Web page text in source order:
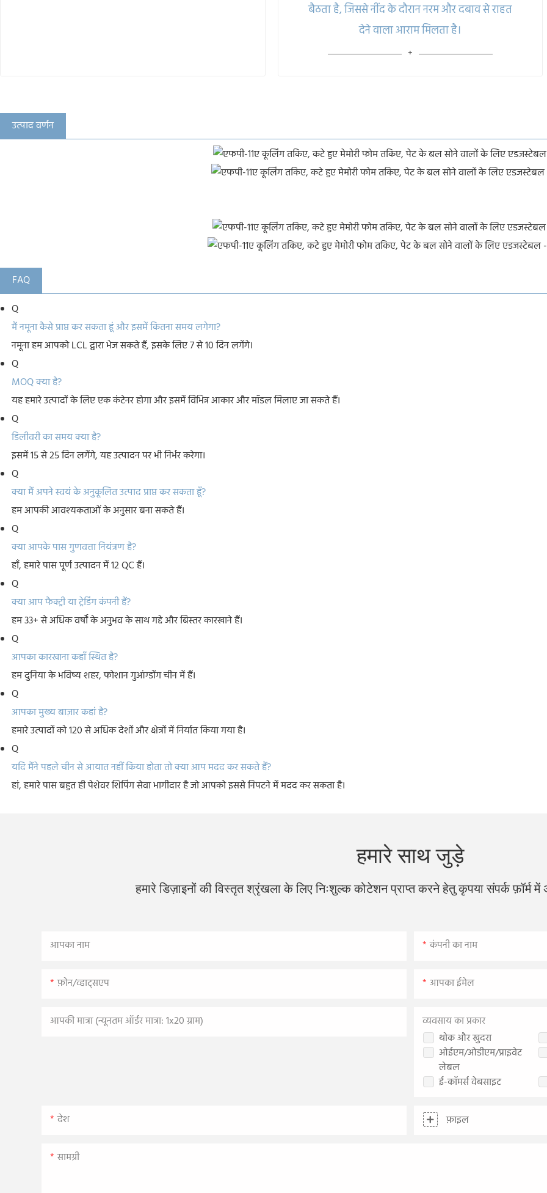
बैठता है, जिससे नींद के दौरान नरम और दबाव से राहत
देने वाला आराम मिलता है।
उत्पाद वर्णन
FAQ
Q
मैं नमूना कैसे प्राप्त कर सकता हूं और इसमें कितना समय लगेगा?
नमूना हम आपको LCL द्वारा भेज सकते हैं, इसके लिए 7 से 10 दिन लगेंगे।
Q
MOQ क्या है?
यह हमारे उत्पादों के लिए एक कंटेनर होगा और इसमें विभिन्न आकार और मॉडल मिलाए जा सकते हैं।
Q
डिलीवरी का समय क्या है?
इसमें 15 से 25 दिन लगेंगे, यह उत्पादन पर भी निर्भर करेगा।
Q
क्या मैं अपने स्वयं के अनुकूलित उत्पाद प्राप्त कर सकता हूँ?
हम आपकी आवश्यकताओं के अनुसार बना सकते हैं।
Q
क्या आपके पास गुणवत्ता नियंत्रण है?
हाँ, हमारे पास पूर्ण उत्पादन में 12 QC हैं।
Q
क्या आप फैक्ट्री या ट्रेडिंग कंपनी हैं?
हम 33+ से अधिक वर्षों के अनुभव के साथ गद्दे और बिस्तर कारखाने हैं।
Q
आपका कारखाना कहाँ स्थित है?
हम दुनिया के भविष्य शहर, फोशान गुआंग्डोंग चीन में हैं।
Q
आपका मुख्य बाज़ार कहां है?
हमारे उत्पादों को 120 से अधिक देशों और क्षेत्रों में निर्यात किया गया है।
Q
यदि मैंने पहले चीन से आयात नहीं किया होता तो क्या आप मदद कर सकते हैं?
हां, हमारे पास बहुत ही पेशेवर शिपिंग सेवा भागीदार है जो आपको इससे निपटने में मदद कर सकता है।
हमारे साथ जुड़े
हमारे डिज़ाइनों की विस्तृत श्रृंखला के लिए निःशुल्क कोटेशन प्राप्त करने हेतु कृपया संपर्क फ़ॉर्म
आपका नाम कंपनी का नाम
फ़ोन/व्हाट्सएप आपका ईमेल
आपकी मात्रा (न्यूनतम ऑर्डर मात्रा: 1x20 ग्राम)
थोक और खुदरा
ओईएम/ओडीएम/प्राइवेट
लेबल
ई-कॉमर्स वेबसाइट
व्यवसाय का प्रकार
देश फ़ाइल
सामग्री